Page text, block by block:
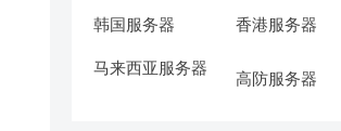
韩国服务器 香港服务器
马来西亚服务器
高防服务器